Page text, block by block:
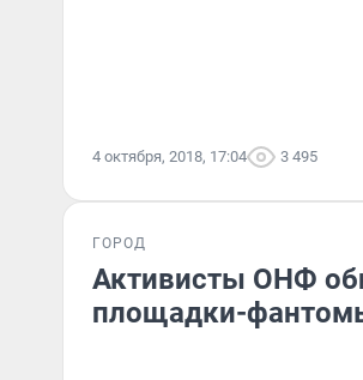
4 октября, 2018, 17:04 3 495
ГОРОД
Активисты ОНФ
площадки-